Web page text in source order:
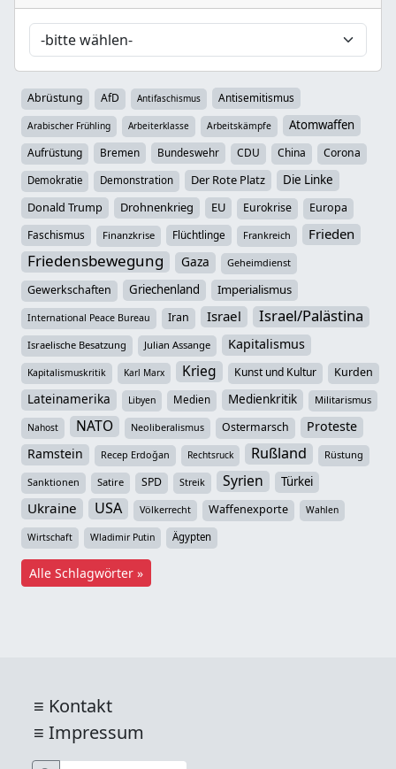
Abrüstung AfD Antifaschismus Antisemitismus
Arabischer Frühling Arbeiterklasse Arbeitskämpfe Atomwaffen
Aufrüstung Bremen Bundeswehr CDU China Corona
Demokratie Demonstration Der Rote Platz
Die Linke
Donald Trump
Drohnenkrieg EU Eurokrise Europa
Faschismus Finanzkrise Flüchtlinge Frankreich Frieden
Friedensbewegung Gaza Geheimdienst
Gewerkschaften Griechenland Imperialismus
International Peace Bureau Iran Israel Israel/Palästina
Israelische Besatzung Julian Assange Kapitalismus
Kapitalismuskritik Karl Marx Krieg Kunst und Kultur Kurden
Lateinamerika Libyen Medien Medienkritik Militarismus
Nahost NATO Neoliberalismus Ostermarsch
Proteste
Ramstein
Recep Erdoğan Rechtsruck Rußland Rüstung
Sanktionen Satire SPD Streik Syrien Türkei
Ukraine USA Völkerrecht Waffenexporte Wahlen
Wirtschaft Wladimir Putin Ägypten
Alle Schlagwörter »
Kontakt
Impressum